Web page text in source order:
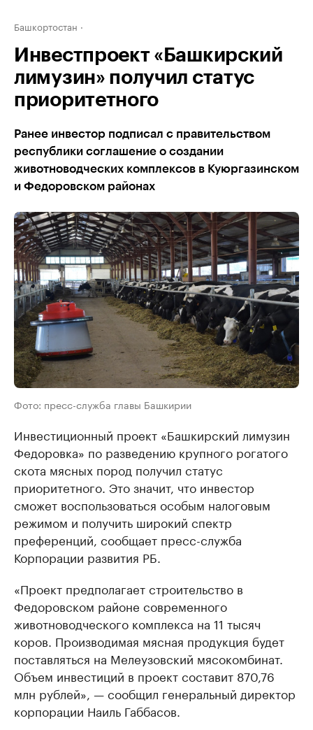
Башкортостан
Инвестпроект «Башкирский
лимузин» получил статус
приоритетного
Ранее инвестор подписал с правительством
республики соглашение о создании
животноводческих комплексов в Куюргазинском
и Федоровском районах
Фото: пресс-служба главы Башкирии
Инвестиционный проект «Башкирский лимузин
Федоровка» по разведению крупного рогатого
скота мясных пород получил статус
приоритетного. Это значит, что инвестор
сможет воспользоваться особым налоговым
режимом и получить широкий спектр
преференций, сообщает пресс-служба
Корпорации развития РБ.
«Проект предполагает строительство в
Федоровском районе современного
животноводческого комплекса на 11 тысяч
коров. Производимая мясная продукция будет
поставляться на Мелеузовский мясокомбинат.
Объем инвестиций в проект составит 870,76
млн рублей», — сообщил генеральный директор
корпорации Наиль Габбасов.